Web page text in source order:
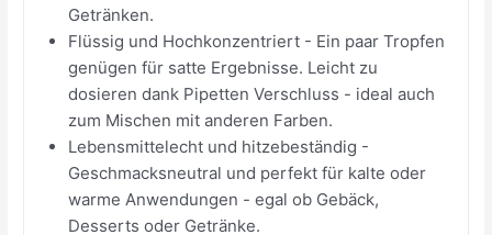
Getränken.
Flüssig und Hochkonzentriert - Ein paar Tropfen
genügen für satte Ergebnisse. Leicht zu
dosieren dank Pipetten Verschluss - ideal auch
zum Mischen mit anderen Farben.
Lebensmittelecht und hitzebeständig -
Geschmacksneutral und perfekt für kalte oder
warme Anwendungen - egal ob Gebäck,
Desserts oder Getränke.